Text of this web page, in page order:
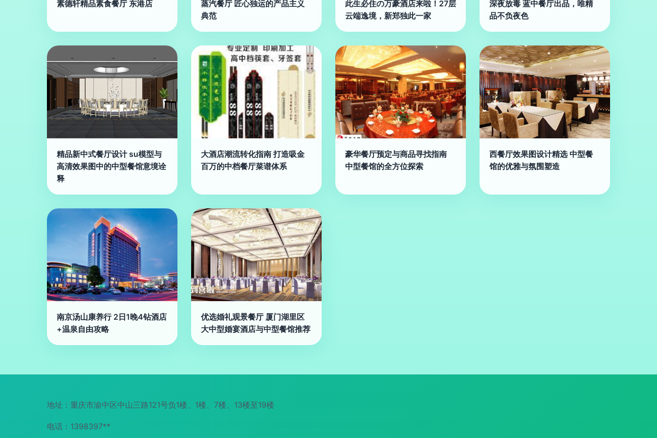
素德轩精品素食餐厅 东港店
蒸汽餐厅 匠心独运的产品主义
典范
此生必住の万豪酒店来啦！27层
云端逸境，新郑独此一家
深夜放毒 蓝中餐厅出品，唯精
品不负夜色
精品新中式餐厅设计 su模型与
高清效果图中的中型餐馆意境诠
释
大酒店潮流转化指南 打造吸金
百万的中档餐厅菜谱体系
豪华餐厅预定与商品寻找指南
中型餐馆的全方位探索
西餐厅效果图设计精选 中型餐
馆的优雅与氛围塑造
南京汤山康养行 2日1晚4钻酒店
+温泉自由攻略
优选婚礼观景餐厅 厦门湖里区
大中型婚宴酒店与中型餐馆推荐
地址：重庆市渝中区中山三路121号负1楼、1楼、7楼、13楼至19楼
电话：1398397**